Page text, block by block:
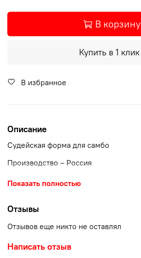
В корзину
Купить в 1 клик
В избранное
Описание
Судейская форма для самбо
Производство – Россия
Состав: полиэстер 100%
Устойчивость красителя высокая
Воздухопроницаемость высокая
Показать полностью
Отзывы
Отзывов еще никто не оставлял
Написать отзыв